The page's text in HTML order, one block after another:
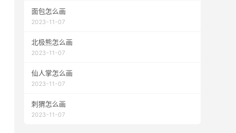
面包怎么画
2023-11-07
北极熊怎么画
2023-11-07
仙人掌怎么画
2023-11-07
刺猬怎么画
2023-11-07